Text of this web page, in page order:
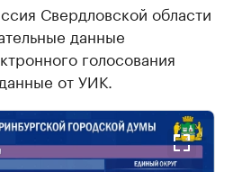
Свердловской области
данные
голосования
от УИК.